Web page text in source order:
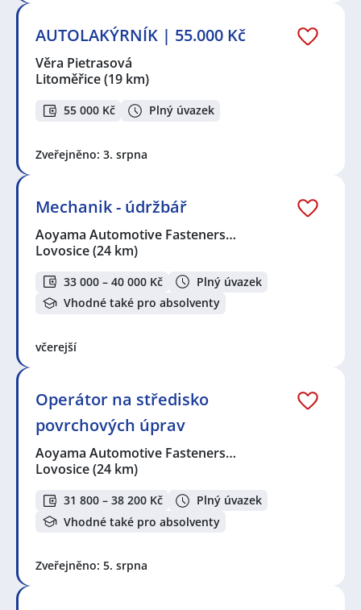
AUTOLAKÝRNÍK | 55.000 Kč
Věra Pietrasová
Litoměřice(19 km)
55 000 Kč Plný úvazek
Zveřejněno: 3. srpna
Mechanik - údržbář
Aoyama Automotive Fasteners…
Lovosice(24 km)
33 000 – 40 000 Kč
Plný úvazek
Vhodné také pro absolventy
včerejší
Operátor na středisko
povrchových úprav
Aoyama Automotive Fasteners…
Lovosice(24 km)
31 800 – 38 200 Kč
Plný úvazek
Vhodné také pro absolventy
Zveřejněno: 5. srpna